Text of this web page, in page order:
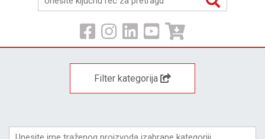
Filter kategorija